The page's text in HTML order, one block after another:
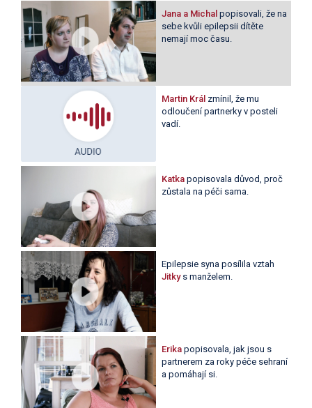
Jana a Michal popisovali, že na
sebe kvůli epilepsii dítěte
nemají moc času.
Martin Král zmínil, že mu
odloučení partnerky v posteli
vadí.
Katka popisovala důvod, proč
zůstala na péči sama.
Epilepsie syna posílila vztah
Jitky s manželem.
Erika popisovala, jak jsou s
partnerem za roky péče sehraní
a pomáhají si.